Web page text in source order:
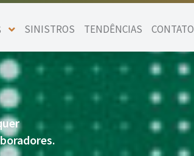
BIKE
GARANTIA
FIANÇA LOCATÍCIA
TRANSPORTES
SINISTROS TENDÊNCIAS CONTATO